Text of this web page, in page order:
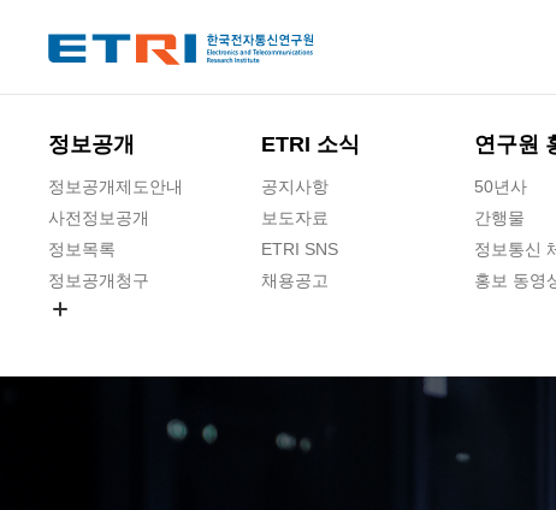
정보공개
정보공개제도안내
사전정보공개
정보목록
정보공개청구
ETRI 소식
공지사항
보도자료
ETRI SNS
채용공고
연구원
50년사
간행물
정보통신
홍보 동영